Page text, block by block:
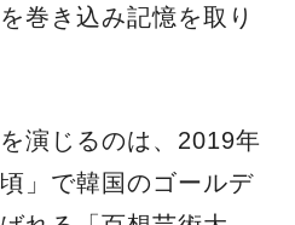
巻き込み記憶を取り
演じるのは、2019年
」で韓国のゴールデ